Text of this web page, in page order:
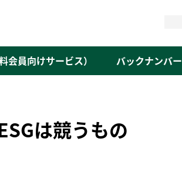
会員向けサービス） バックナンバー
は競うもの